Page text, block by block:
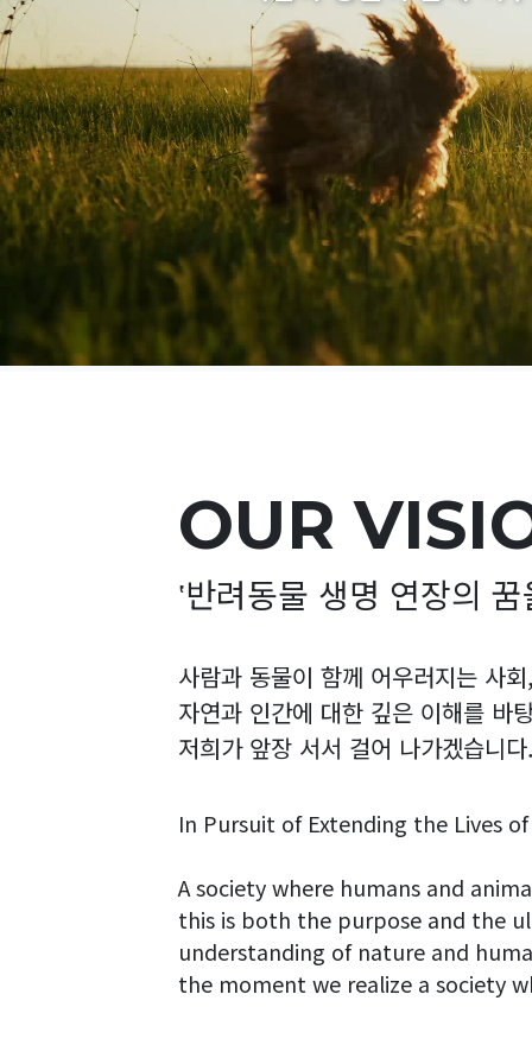
OUR
‛반려동물 생명 연장의
사람과 동물이 함께 어우러지는 사
자연과 인간에 대한 깊은 이해를 바
저희가 앞장 서서 걸어 나가겠습니
In Pursuit of Extending the Lives
A society where humans and
this is both the purpose and the
understanding of nature and
the moment we realize a society